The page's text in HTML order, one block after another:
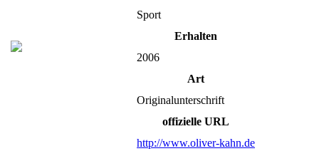
Sport
Erhalten
2006
Art
Originalunterschrift
offizielle URL
http://www.oliver-kahn.de